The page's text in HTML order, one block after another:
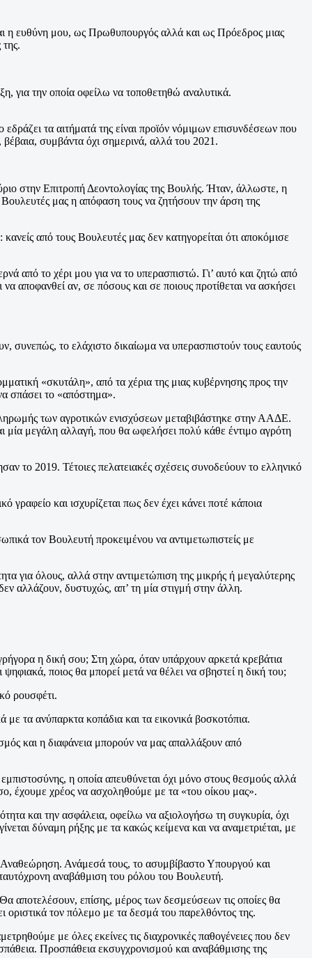
η ευθύνη μου, ως Πρωθυπουργός αλλά και ως Πρόεδρος μιας
για την οποία οφείλω να τοποθετηθώ αναλυτικά.
τα αιτήματά της είναι προϊόν νόμιμων επισυνδέσεων που
συμβάντα όχι σημερινά, αλλά του 2021.
στην Επιτροπή Δεοντολογίας της Βουλής. Ήταν, άλλωστε, η
μας η απόφαση τους να ζητήσουν την άρση της
από τους Βουλευτές μας δεν κατηγορείται ότι αποκόμισε
από το χέρι μου για να το υπερασπιστώ. Γι’ αυτό και ζητώ από
αποφανθεί αν, σε πόσους και σε ποιους προτίθεται να ασκήσει
συνεπώς, το ελάχιστο δικαίωμα να υπερασπιστούν τους εαυτούς
«σκυτάλη», από τα χέρια της μιας κυβέρνησης προς την
σπάσει το «απόστημα».
των αγροτικών ενισχύσεων μεταβιβάστηκε στην ΑΑΔΕ.
μία μεγάλη αλλαγή, που θα ωφελήσει πολύ κάθε έντιμο αγρότη
το 2019. Τέτοιες πελατειακές σχέσεις συνοδεύουν το ελληνικό
και ισχυρίζεται πως δεν έχει κάνει ποτέ κάποια
τον Βουλευτή προκειμένου να αντιμετωπιστείς με
για όλους, αλλά στην αντιμετώπιση της μικρής ή μεγαλύτερης
αλλάζουν, δυστυχώς, απ’ τη μία στιγμή στην άλλη.
η δική σου; Στη χώρα, όταν υπάρχουν αρκετά κρεβάτια
ψηφιακά, ποιος θα μπορεί μετά να θέλει να σβηστεί η δική του;
ρουσφέτι.
τα ανύπαρκτα κοπάδια και τα εικονικά βοσκοτόπια.
και η διαφάνεια μπορούν να μας απαλλάξουν από
η οποία απευθύνεται όχι μόνο στους θεσμούς αλλά
έχουμε χρέος να ασχοληθούμε με τα «του οίκου μας».
και την ασφάλεια, οφείλω να αξιολογήσω τη συγκυρία, όχι
δύναμη ρήξης με τα κακώς κείμενα και να αναμετριέται, με
Ανάμεσά τους, το ασυμβίβαστο Υπουργού και
αναβάθμιση του ρόλου του Βουλευτή.
αποτελέσουν, επίσης, μέρος των δεσμεύσεων τις οποίες θα
τον πόλεμο με τα δεσμά του παρελθόντος της.
με όλες εκείνες τις διαχρονικές παθογένειες που δεν
Προσπάθεια εκσυγχρονισμού και αναβάθμισης της